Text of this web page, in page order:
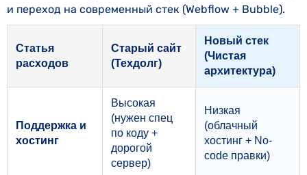
и переход на современный стек (Webflow + Bubble).
Статья
расходов
Старый сайт
(Техдолг)
Новый стек
(Чистая
архитектура)
Поддержка и
хостинг
Высокая
(нужен спец
по коду +
дорогой
сервер)
Низкая
(облачный
хостинг + No-
code правки)